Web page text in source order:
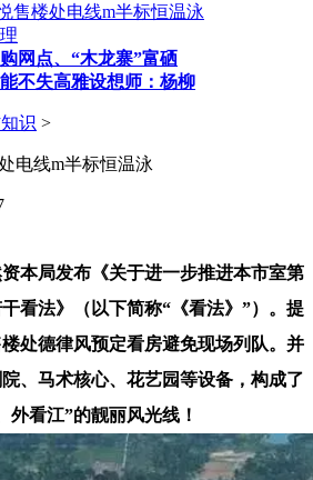
售楼处电线m半标恒温泳
网点、“木龙寨”富硒
不失高雅设想师：杨柳
识 >
电线m半标恒温泳
局发布《关于进一步推进本市室第
看法》（以下简称“《看法》”）。提
处德律风预定看房避免现场列队。并
、马术核心、花艺园等设备，构成了
外看江”的靓丽风光线！